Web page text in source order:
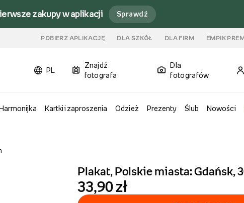
zakupy w aplikacji Sprawdź
POBIERZ APLIKACJĘ DLA SZKÓŁ DLA FIRM EMPIK
PL
Znajdź
fotografa
Dla
fotografów
Kartki i zaproszenia Odzież Prezenty Ślub Nowości